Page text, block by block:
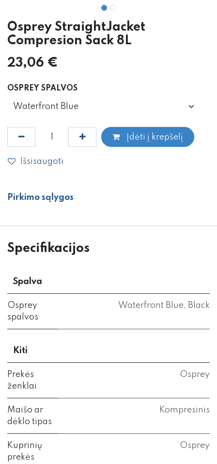
Osprey StraightJacket
Compresion Sack 8L
23,06 €
OSPREY SPALVOS
Įdėti į krepšelį
Išsisaugoti
Pirkimo sąlygos
Specifikacijos
Spalva
Osprey
spalvos
Waterfront Blue, Black
Kiti
Prekės
ženklai
Osprey
Maišo ar
dėklo tipas
Kompresinis
Kuprinių
prekės
Osprey